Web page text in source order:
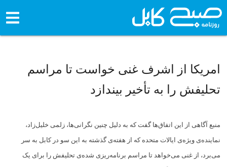
امریکا از اشرف غنی خواست تا مراسم
تحلیفش را به تأخیر بیندازد
منبع آگاهی از این اتفاق‌ها گفت که به دلیل چنین نگرانی‌ها، زلمی خلیل‌زاد،
نماینده‌ی ویژه‌ی ایالات متحده که از هفته‌ی گذشته به این سو در کابل به سر
می‌برد، از غنی می‌خواهد تا مراسم برنامه‌ریزی شده‌ی تحلیفش را برای یک